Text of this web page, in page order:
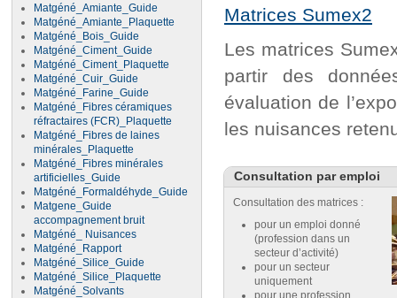
Matgéné_Amiante_Guide
Matgéné_Amiante_Plaquette
Matgéné_Bois_Guide
Matgéné_Ciment_Guide
Matgéné_Ciment_Plaquette
Matgéné_Cuir_Guide
Matgéné_Farine_Guide
Matgéné_Fibres céramiques
réfractaires (FCR)_Plaquette
Matgéné_Fibres de laines
minérales_Plaquette
Matgéné_Fibres minérales
artificielles_Guide
Matgéné_Formaldéhyde_Guide
Matgene_Guide
accompagnement bruit
Matgéné_ Nuisances
Matgéné_Rapport
Matgéné_Silice_Guide
Matgéné_Silice_Plaquette
Matgéné_Solvants
Matrices Sumex2
Les matrices
partir des
évaluation de
les nuisances
Consultation par emploi
Consultation des matrices :
pour un emploi donné
(profession dans un
secteur d’activité)
pour un secteur
uniquement